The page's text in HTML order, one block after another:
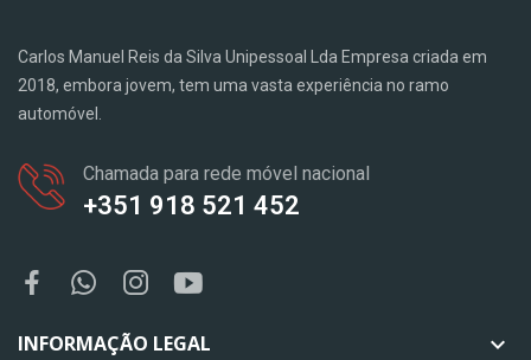
Carlos Manuel Reis da Silva Unipessoal Lda Empresa criada em
2018, embora jovem, tem uma vasta experiência no ramo
automóvel.
Chamada para rede móvel nacional
+351 918 521 452
INFORMAÇÃO LEGAL 